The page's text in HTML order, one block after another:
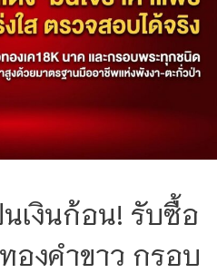
นเงินก้อน! รับซื้อ
องคำขาว กรอบ